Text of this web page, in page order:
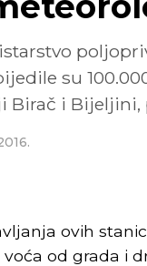
su
Birač i Bijeljini,
ovih
voća od grada i